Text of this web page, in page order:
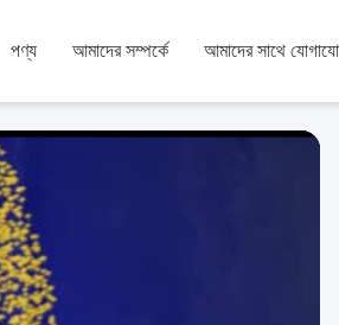
পণ্য আমাদের সম্পর্কে আমাদের সাথে